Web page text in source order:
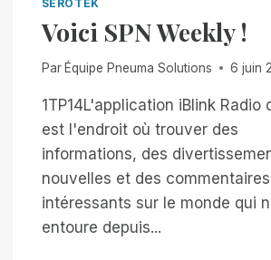
SEROTEK
Voici SPN Weekly !
Par Équipe Pneuma Solutions 6 juin
1TP14L'application iBlink Radio
est l'endroit où trouver des
informations, des
nouvelles et des commentaires
intéressants sur le monde qui
entoure depuis...